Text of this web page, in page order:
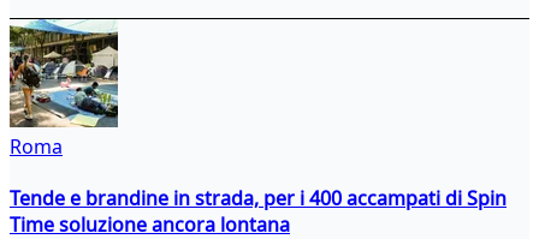
Roma
Tende e brandine in strada, per i 400 accampati di Spin
Time soluzione ancora lontana